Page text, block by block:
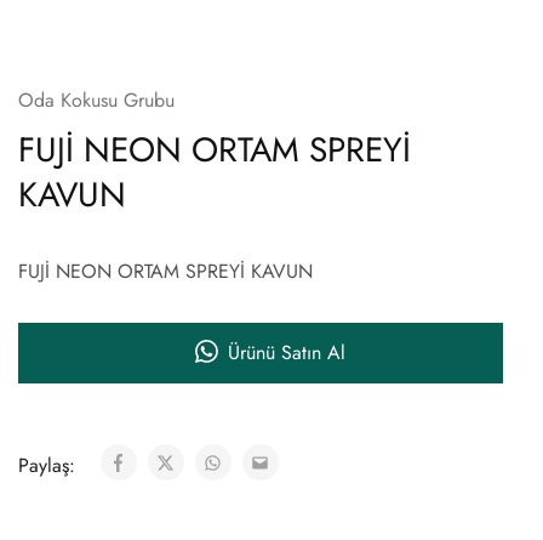
Oda Kokusu Grubu
FUJİ NEON ORTAM SPREYİ
KAVUN
FUJİ NEON ORTAM SPREYİ KAVUN
Ürünü Satın Al
Paylaş: